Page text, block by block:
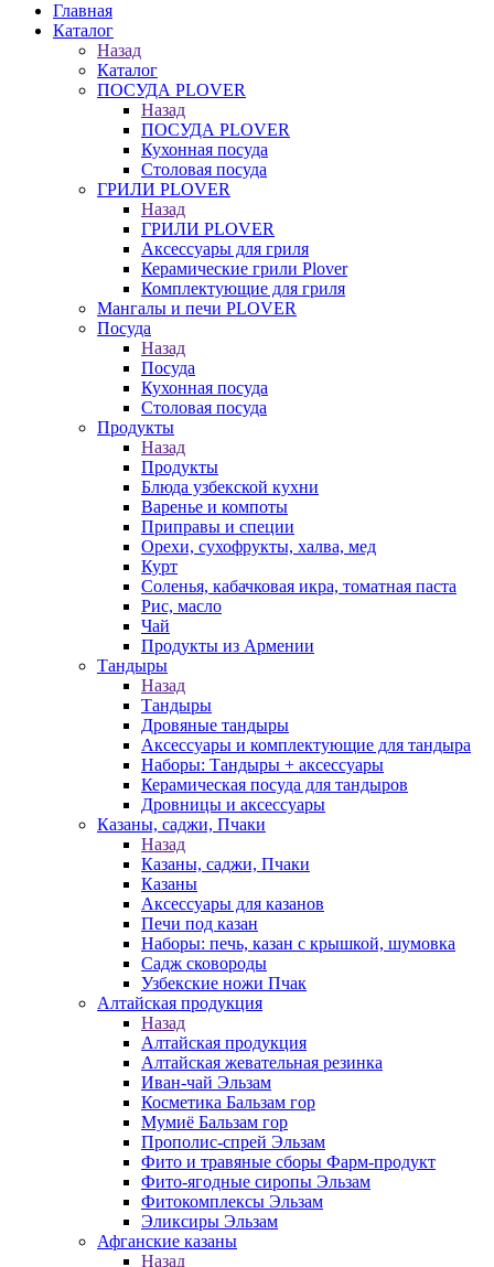
Главная
Каталог
Назад
Каталог
ПОСУДА PLOVER
Назад
ПОСУДА PLOVER
Кухонная посуда
Столовая посуда
ГРИЛИ PLOVER
Назад
ГРИЛИ PLOVER
Аксессуары для гриля
Керамические грили Plover
Комплектующие для гриля
Мангалы и печи PLOVER
Посуда
Назад
Посуда
Кухонная посуда
Столовая посуда
Продукты
Назад
Продукты
Блюда узбекской кухни
Варенье и компоты
Приправы и специи
Орехи, сухофрукты, халва, мед
Курт
Соленья, кабачковая икра, томатная паста
Рис, масло
Чай
Продукты из Армении
Тандыры
Назад
Тандыры
Дровяные тандыры
Аксессуары и комплектующие для тандыра
Наборы: Тандыры + аксессуары
Керамическая посуда для тандыров
Дровницы и аксессуары
Казаны, саджи, Пчаки
Назад
Казаны, саджи, Пчаки
Казаны
Аксессуары для казанов
Печи под казан
Наборы: печь, казан с крышкой, шумовка
Садж сковороды
Узбекские ножи Пчак
Алтайская продукция
Назад
Алтайская продукция
Алтайская жевательная резинка
Иван-чай Эльзам
Косметика Бальзам гор
Мумиё Бальзам гор
Прополис-спрей Эльзам
Фито и травяные сборы Фарм-продукт
Фито-ягодные сиропы Эльзам
Фитокомплексы Эльзам
Эликсиры Эльзам
Афганские казаны
Назад